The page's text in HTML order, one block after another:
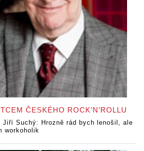
ČESKÉHO ROCK’N’ROLLU
Jiří Suchý: Hrozně rád bych lenošil, ale
workoholik